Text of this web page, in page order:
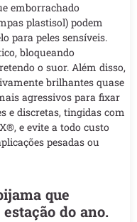
emborrachado
plastisol) podem
para peles sensíveis.
bloqueando
o suor. Além disso,
brilhantes quase
agressivos para fixar
e discretas, tingidas com
e evite a todo custo
pesadas ou
que
do ano.